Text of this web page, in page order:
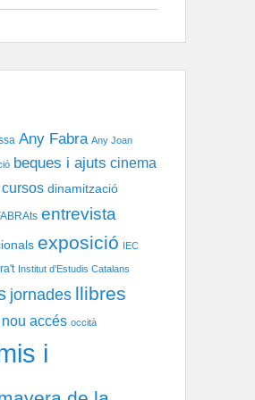
Any Fabra Any Joan
beques i ajuts cinema
cursos dinamització
entrevista
exposició IEC
Institut d'Estudis Catalans
jornades llibres
nou accés occità
i